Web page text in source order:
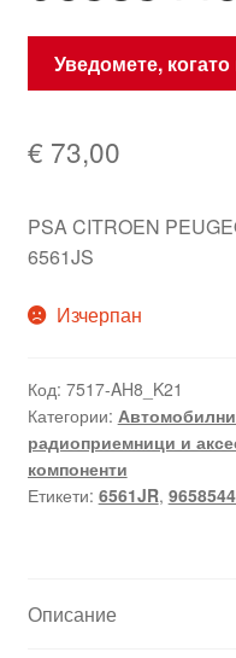
Уведомете,
€ 73,00
PSA CITROEN
6561JS
Изчерпан
Код: 7517-AH8_K21
Категории:
радиоприемници и
компоненти
Етикети: 6561JR,
Описание